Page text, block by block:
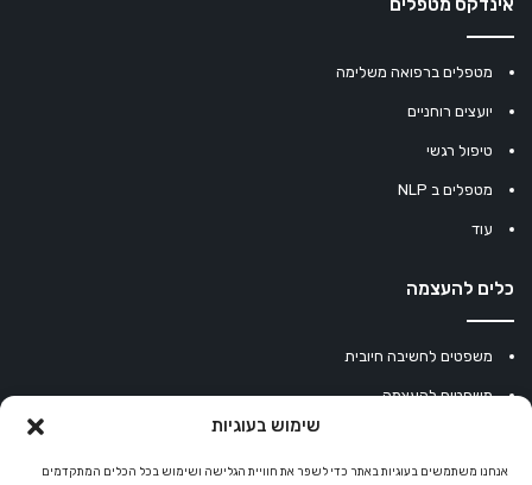
שימוש בעוגיות
אנחנו משתמשים בעוגיות באתר כדי לשפר את חוויית הגלישה ושימוש בכל הכלים המתקדמים
אינדקס מטפלים
מטפלים ברפואה משלימה
יועצים רוחניים
טיפול רגשי
מטפלים ב NLP
עוד
כלים להעצמה
משפטים לחשיבה חיובית
משפטים להעצמה
מחשבון נומרולוגיה